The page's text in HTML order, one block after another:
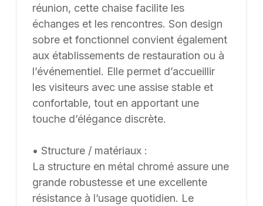
pouvons également développer des solutions sur
mesure à partir d’une feuille blanche, chaque projet
pouvant être conçu et ajusté selon les contraintes et
les usages spécifiques.
réunion, cette chaise facilite les
échanges et les rencontres. Son design
sobre et fonctionnel convient également
aux établissements de restauration ou à
l’événementiel. Elle permet d’accueillir
les visiteurs avec une assise stable et
confortable, tout en apportant une
touche d’élégance discrète.
• Structure / matériaux :
La structure en métal chromé assure une
grande robustesse et une excellente
résistance à l’usage quotidien. Le